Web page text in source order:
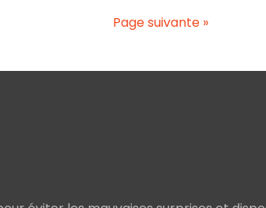
Page suivante »